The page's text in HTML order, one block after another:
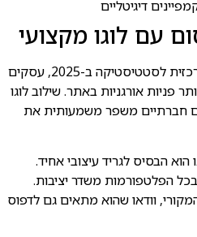
דיגיטליים
עם לוגו מקצועי
על פי מחקר שערכה הלשכה המרכזית לסטטיסטיקה ב-2025, עסקים
לוגו מקצועי מקבלים פי 2.5 יותר פניות אורגניות באתר. שילוב לוגו
חברתיים משפר משמעותית את
הבסיס לגריד עיצובי אחיד.
הפלטפורמות משדר יציבות.
וודאו שהוא מתאים גם לדפוס